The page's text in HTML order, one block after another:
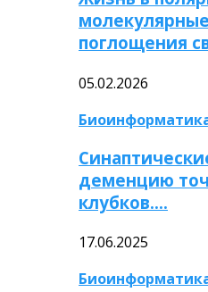
поглощения
05.02.2026
деменцию
клубков….
17.06.2025